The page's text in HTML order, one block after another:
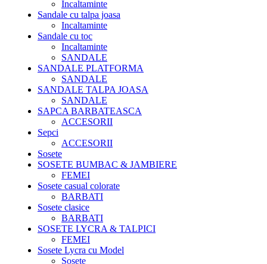
Incaltaminte
Sandale cu talpa joasa
Incaltaminte
Sandale cu toc
Incaltaminte
SANDALE
SANDALE PLATFORMA
SANDALE
SANDALE TALPA JOASA
SANDALE
SAPCA BARBATEASCA
ACCESORII
Sepci
ACCESORII
Sosete
SOSETE BUMBAC & JAMBIERE
FEMEI
Sosete casual colorate
BARBATI
Sosete clasice
BARBATI
SOSETE LYCRA & TALPICI
FEMEI
Sosete Lycra cu Model
Sosete